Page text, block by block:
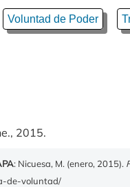
Voluntad de Poder
2015.
: Nicuesa, M. (enero, 2015).
de-voluntad/